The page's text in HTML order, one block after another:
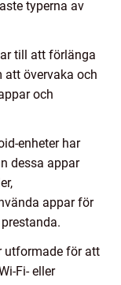
typerna av
till att förlänga
att övervaka och
och
enheter har
dessa appar
appar för
utformade för att
Fi- eller